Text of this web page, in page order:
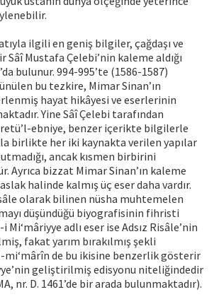
ilgili en geniş bilgiler, çağdaşı ve
Sâî Mustafa Çelebi’nin kaleme aldığı
bulunur. 994-995’te (1586-1587)
bu tezkire, Mimar Sinan’ın
hayat hikâyesi ve eserlerinin
Yine Sâî Çelebi tarafından
ebniye, benzer içerikte bilgilerle
birlikte her iki kaynakta verilen yapılar
ancak kısmen birbirini
Ayrıca bizzat Mimar Sinan’ın kaleme
halinde kalmış üç eser daha vardır.
olarak bilinen nüsha muhtemelen
düşündüğü biyografisinin fihristi
adlı eser ise Adsız Risâle’nin
fakat yarım bırakılmış şekli
mi‘mârîn de bu ikisine benzerlik gösterir
geliştirilmiş edisyonu niteliğindedir
nr. D. 1461’de bir arada bulunmaktadır).